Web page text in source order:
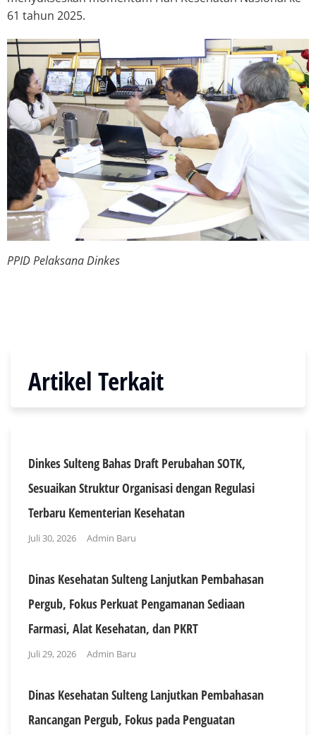
61 tahun 2025.
PPID Pelaksana Dinkes
Artikel Terkait
Dinkes Sulteng Bahas Draft Perubahan SOTK,
Sesuaikan Struktur Organisasi dengan Regulasi
Terbaru Kementerian Kesehatan
Juli 30, 2026 Admin Baru
Dinas Kesehatan Sulteng Lanjutkan Pembahasan
Pergub, Fokus Perkuat Pengamanan Sediaan
Farmasi, Alat Kesehatan, dan PKRT
Juli 29, 2026 Admin Baru
Dinas Kesehatan Sulteng Lanjutkan Pembahasan
Rancangan Pergub, Fokus pada Penguatan